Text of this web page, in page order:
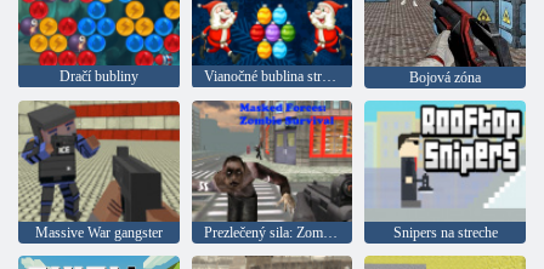
Dračí bubliny Vianočné bublina strelec Bojová zóna
Massive War gangster Prezlečený sila: Zombie Survival Snipers na streche